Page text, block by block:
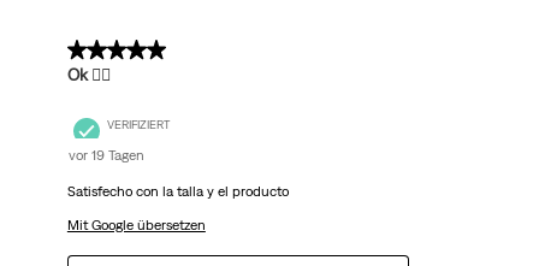
5 von 5 Sternen.
Ok 👌🏽
VERIFIZIERT
vor 19 Tagen
Satisfecho con la talla y el producto
Mit Google übersetzen